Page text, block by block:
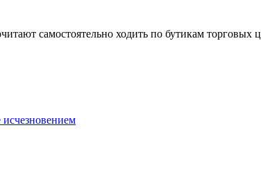
самостоятельно ходить по бутикам торговых